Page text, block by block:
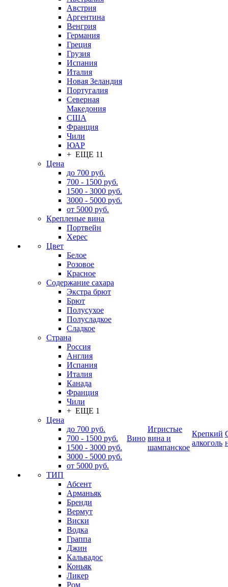
Австрия
Аргентина
Венгрия
Германия
Греция
Грузия
Испания
Италия
Новая Зеландия
Португалия
Северная
Македония
США
Франция
Чили
ЮАР
+ ЕЩЕ 11
Цена
до 700 руб.
700 - 1500 руб.
1500 - 3000 руб.
3000 - 5000 руб.
от 5000 руб.
Крепленые вина
Портвейн
Херес
Цвет
Белое
Розовое
Красное
Содержание сахара
Экстра брют
Брют
Полусухое
Полусладкое
Сладкое
Страна
Россия
Англия
Испания
Италия
Канада
Франция
Чили
+ ЕЩЕ 1
Цена
до 700 руб.
700 - 1500 руб.
1500 - 3000 руб.
3000 - 5000 руб.
от 5000 руб.
ТИП
Абсент
Арманьяк
Бренди
Вермут
Виски
Водка
Граппа
Джин
Кальвадос
Коньяк
Ликер
Ром
Вино
Игристые
вина и
шампанское
Крепкий
алкоголь